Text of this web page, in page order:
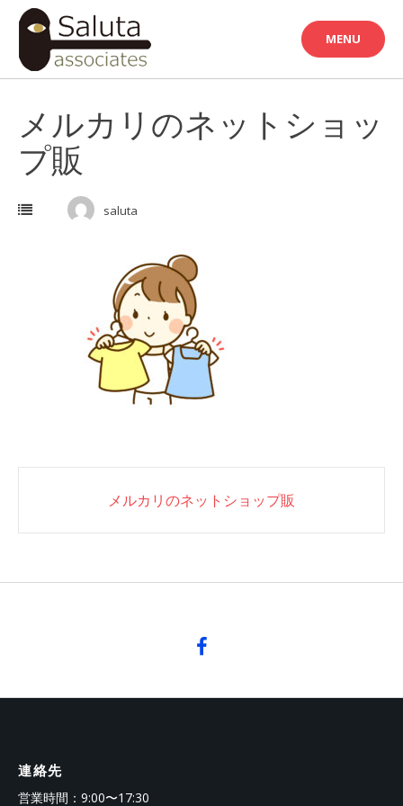
Skip
content
MENU
メルカリのネットショッ
プ販
saluta
navigationメルカリのネットショップ販
連絡先
営業時間：9:00〜17:30